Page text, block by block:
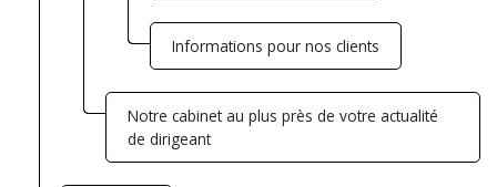
Informations pour nos clients
Notre cabinet au plus près de votre actualité
de dirigeant